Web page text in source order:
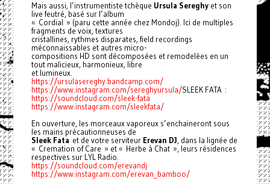
Mais aussi, l’instrumentiste tchèque Ursula Sereghyet son
live feutré, basé sur l’album
« Cordial » (paru cette année chez Mondoj). Ici de multiples
fragments de voix, textures
cristallines, rythmes disparates, field recordings
méconnaissables et autres micro-
compositions HD sont décomposées et remodelées en un
tout malicieux, harmonieux, libre
et lumineux.
https://ursulasereghy.bandcamp.com/
https://www.instagram.com/sereghyursula/SLEEK FATA :
https://soundcloud.com/sleek-fata
https://www.instagram.com/sleekfata/
En ouverture, les morceaux vaporeux s’enchaineront sous
les mains précautionneuses de
Sleek Fata et de votre serviteur Erevan DJ, dans la lignée de
« Cremation of Care » et « Herbe à Chat », leurs résidences
respectives sur LYL Radio.
https://soundcloud.com/erevandj
https://www.instagram.com/erevan_bamboo/